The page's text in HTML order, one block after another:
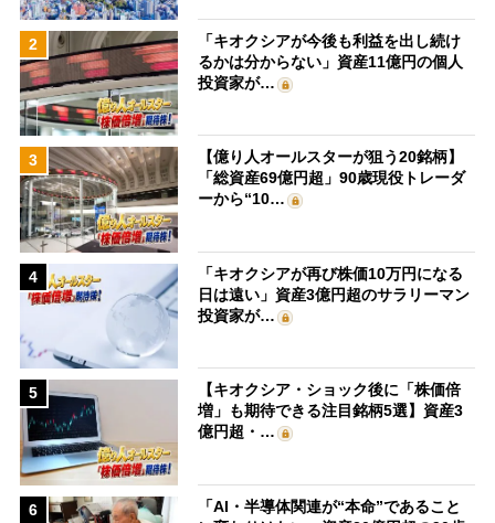
2
「キオクシアが今後も利益を出し続け
るかは分からない」資産11億円の個人
投資家が…
3
【億り人オールスターが狙う20銘柄】
「総資産69億円超」90歳現役トレーダ
ーから“10…
4
「キオクシアが再び株価10万円になる
日は遠い」資産3億円超のサラリーマン
投資家が…
5
【キオクシア・ショック後に「株価倍
増」も期待できる注目銘柄5選】資産3
億円超・…
6
「AI・半導体関連が“本命”であること